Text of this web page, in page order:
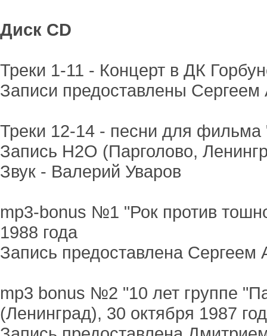
Диск CD
Треки 1-11 - Концерт в ДК
Записи предоставлены
Треки 12-14 - песни для фильма
Запись H2O (Парголово,
Звук - Валерий Уваров
mp3-bonus №1 "Рок против
1988 года
Запись предоставлена Сергеем
mp3 bonus №2 "10 лет группе
(Ленинград), 30 октября 1987